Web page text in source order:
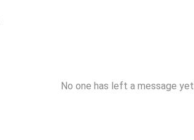
No one has left a message yet.